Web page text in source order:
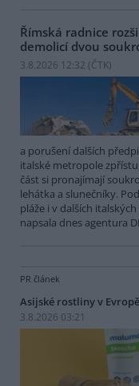
Římská radnice
demolicí dvou
3.8.2026 12:32 (ČTK)
a porušení dalších
italské metropole
část si pronajímají
lehátka a slunečníky.
pláže i v dalších
napsala dnes agentura
PR článek
Asijské rostliny v
3.8.2026 03:21